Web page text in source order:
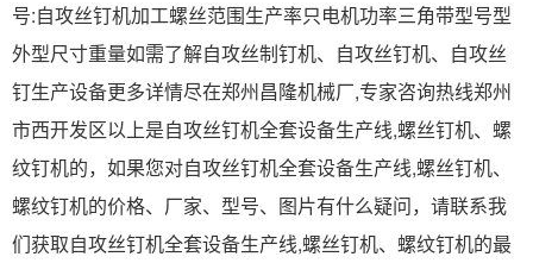
号:自攻丝钉机加工螺丝范围生产率只电机功率三角带型号型
外型尺寸重量如需了解自攻丝制钉机、自攻丝钉机、自攻丝
钉生产设备更多详情尽在郑州昌隆机械厂,专家咨询热线郑州
市西开发区以上是自攻丝钉机全套设备生产线,螺丝钉机、螺
纹钉机的，如果您对自攻丝钉机全套设备生产线,螺丝钉机、
螺纹钉机的价格、厂家、型号、图片有什么疑问，请联系我
们获取自攻丝钉机全套设备生产线,螺丝钉机、螺纹钉机的最